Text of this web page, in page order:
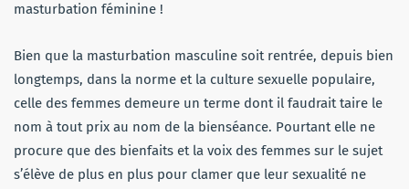
masturbation féminine !
Bien que la masturbation masculine soit rentrée, depuis bien
longtemps, dans la norme et la culture sexuelle populaire,
celle des femmes demeure un terme dont il faudrait taire le
nom à tout prix au nom de la bienséance. Pourtant elle ne
procure que des bienfaits et la voix des femmes sur le sujet
s’élève de plus en plus pour clamer que leur sexualité ne